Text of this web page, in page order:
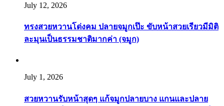
July 12, 2026
ทรงสวยหวานโด่งคม ปลายจมูกเป๊ะ ขับหน้าสวยเรียวมีมิติ
ละมุนเป็นธรรมชาติมากค่า (จมูก)
July 1, 2026
สวยหวานรับหน้าสุดๆ แก้จมูกปลายบาง แกนและปลาย